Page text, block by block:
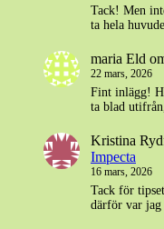
Tack! Men
ta hela
maria Eld
22 mars, 2026
Fint inlägg!
ta blad
Kristina
Impecta
16 mars, 2026
Tack för
därför var